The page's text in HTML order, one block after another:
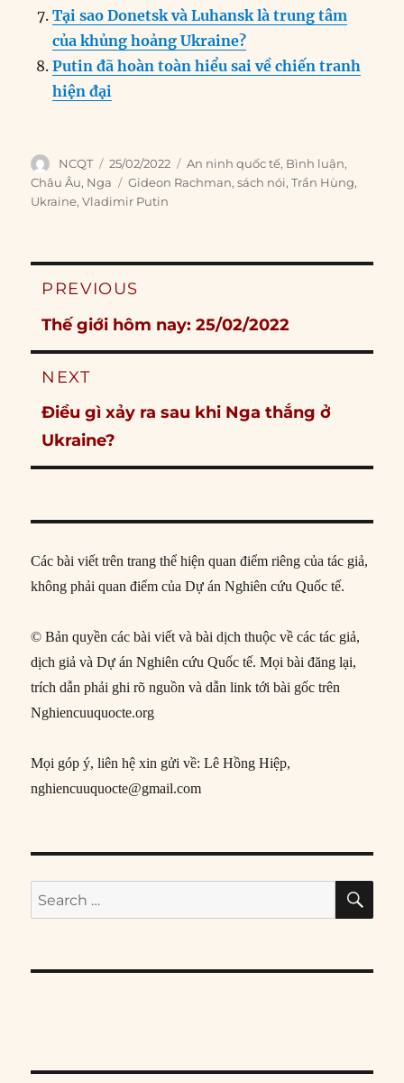
Tại sao Donetsk và Luhansk là trung tâm
của khủng hoảng Ukraine?
Putin đã hoàn toàn hiểu sai về chiến tranh
hiện đại
Author
NCQT
Posted
on
25/02/2022 Categories
An ninh quốc tế, Bình luận,
Châu Âu, Nga Tags
Gideon Rachman,sách nói,Trần Hùng,
Ukraine,Vladimir Putin
Post
PREVIOUS
Previous
post:
Thế giới hôm nay: 25/02/2022
NEXT
Next
post:
Điều gì xảy ra sau khi Nga thắng ở
Ukraine?
Các bài viết trên trang thể hiện quan điểm riêng của tác giả,
không phải quan điểm của Dự án Nghiên cứu Quốc tế.
© Bản quyền các bài viết và bài dịch thuộc về các tác giả,
dịch giả và Dự án Nghiên cứu Quốc tế. Mọi bài đăng lại,
trích dẫn phải ghi rõ nguồn và dẫn link tới bài gốc trên
Nghiencuuquocte.org
Mọi góp ý, liên hệ xin gửi về: Lê Hồng Hiệp,
nghiencuuquocte@gmail.com
Search
for: